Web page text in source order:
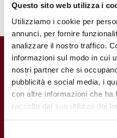
Questo sito web utilizza i
Utilizziamo i cookie per
annunci, per fornire
analizzare il nostro traffico.
informazioni sul modo in cui
nostri partner che si
pubblicità e social media, i
con altre informazioni che ha
raccolto dal suo utilizzo dei
Via Ganaceto, 113 –
Tel.: +39 059 208621